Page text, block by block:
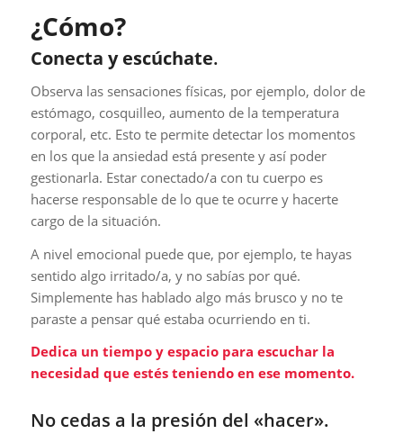
¿Cómo?
Conecta y escúchate.
Observa las sensaciones físicas, por ejemplo, dolor de
estómago, cosquilleo, aumento de la temperatura
corporal, etc. Esto te permite detectar los momentos
en los que la ansiedad está presente y así poder
gestionarla. Estar conectado/a con tu cuerpo es
hacerse responsable de lo que te ocurre y hacerte
cargo de la situación.
A nivel emocional puede que, por ejemplo, te hayas
sentido algo irritado/a, y no sabías por qué.
Simplemente has hablado algo más brusco y no te
paraste a pensar qué estaba ocurriendo en ti.
Dedica un tiempo y espacio para escuchar la
necesidad que estés teniendo en ese momento.
No cedas a la presión del «hacer».